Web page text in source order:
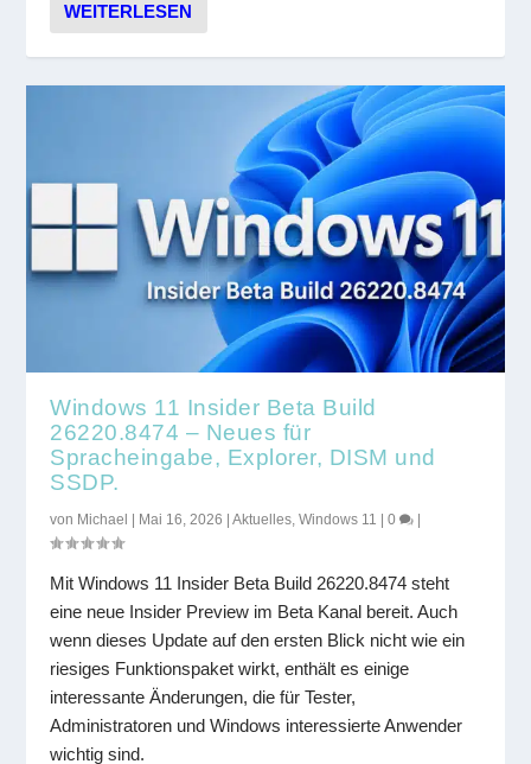
WEITERLESEN
Windows 11 Insider Beta Build
26220.8474 – Neues für
Spracheingabe, Explorer, DISM und
SSDP.
von Michael | Mai 16, 2026 |Aktuelles,Windows 11 |0 |
Mit Windows 11 Insider Beta Build 26220.8474 steht
eine neue Insider Preview im Beta Kanal bereit. Auch
wenn dieses Update auf den ersten Blick nicht wie ein
riesiges Funktionspaket wirkt, enthält es einige
interessante Änderungen, die für Tester,
Administratoren und Windows interessierte Anwender
wichtig sind.